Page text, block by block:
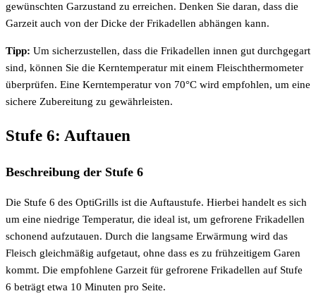
gewünschten Garzustand zu erreichen. Denken Sie daran, dass die
Garzeit auch von der Dicke der Frikadellen abhängen kann.
Tipp: Um sicherzustellen, dass die Frikadellen innen gut durchgegart
sind, können Sie die Kerntemperatur mit einem Fleischthermometer
überprüfen. Eine Kerntemperatur von 70°C wird empfohlen, um eine
sichere Zubereitung zu gewährleisten.
Stufe 6: Auftauen
Beschreibung der Stufe 6
Die Stufe 6 des OptiGrills ist die Auftaustufe. Hierbei handelt es sich
um eine niedrige Temperatur, die ideal ist, um gefrorene Frikadellen
schonend aufzutauen. Durch die langsame Erwärmung wird das
Fleisch gleichmäßig aufgetaut, ohne dass es zu frühzeitigem Garen
kommt. Die empfohlene Garzeit für gefrorene Frikadellen auf Stufe
6 beträgt etwa 10 Minuten pro Seite.